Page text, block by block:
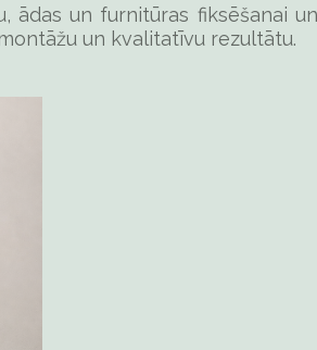
ādas un furnitūras fiksēšanai
un kvalitatīvu rezultātu.